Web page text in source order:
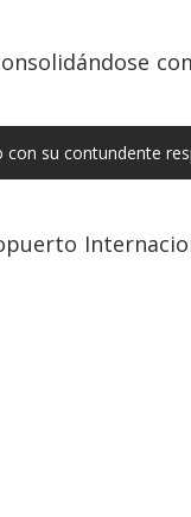
con su contundente